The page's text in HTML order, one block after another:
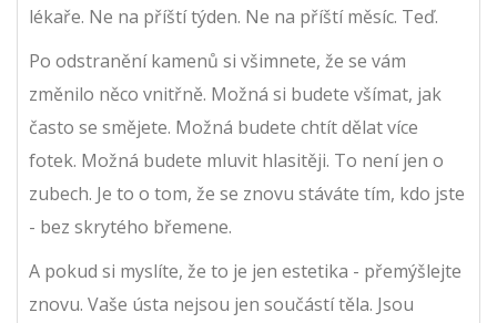
lékaře. Ne na příští týden. Ne na příští měsíc. Teď.
Po odstranění kamenů si všimnete, že se vám
změnilo něco vnitřně. Možná si budete všímat, jak
často se smějete. Možná budete chtít dělat více
fotek. Možná budete mluvit hlasitěji. To není jen o
zubech. Je to o tom, že se znovu stáváte tím, kdo jste
- bez skrytého břemene.
A pokud si myslíte, že to je jen estetika - přemýšlejte
znovu. Vaše ústa nejsou jen součástí těla. Jsou